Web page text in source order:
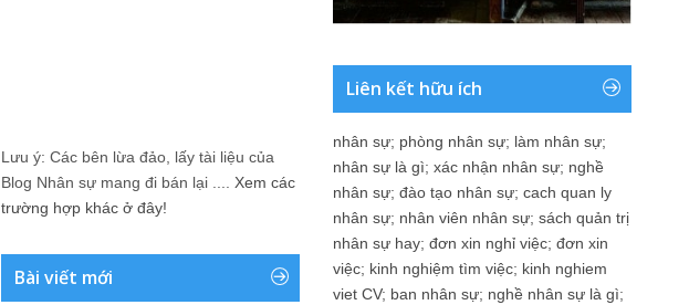
Lưu ý: Các bên lừa đảo, lấy tài liệu của
Blog Nhân sự mang đi bán lại .... Xem các
trường hợp khác ở đây!
Bài viết mới
Liên kết hữu ích
nhân sự; phòng nhân sự; làm nhân sự;
nhân sự là gì; xác nhận nhân sự; nghề
nhân sự; đào tạo nhân sự; cach quan ly
nhân sự; nhân viên nhân sự; sách quản trị
nhân sự hay; đơn xin nghỉ việc; đơn xin
việc; kinh nghiệm tìm việc; kinh nghiem
viet CV; ban nhân sự; nghề nhân sự là gì;